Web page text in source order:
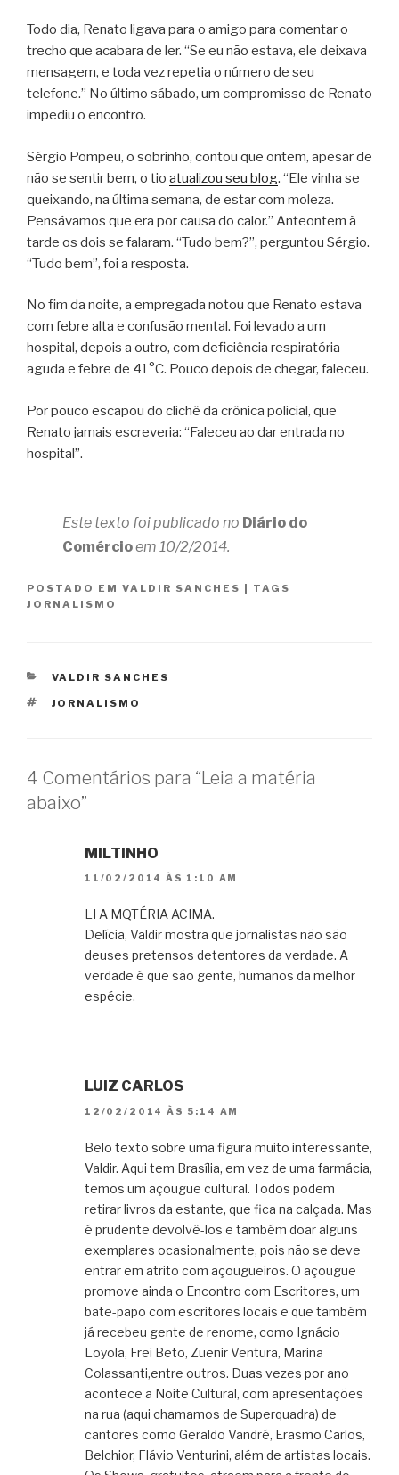
Todo dia, Renato ligava para o amigo para comentar o
trecho que acabara de ler. “Se eu não estava, ele deixava
mensagem, e toda vez repetia o número de seu
telefone.” No último sábado, um compromisso de Renato
impediu o encontro.
Sérgio Pompeu, o sobrinho, contou que ontem, apesar de
não se sentir bem, o tio atualizou seu blog. “Ele vinha se
queixando, na última semana, de estar com moleza.
Pensávamos que era por causa do calor.” Anteontem à
tarde os dois se falaram. “Tudo bem?”, perguntou Sérgio.
“Tudo bem”, foi a resposta.
No fim da noite, a empregada notou que Renato estava
com febre alta e confusão mental. Foi levado a um
hospital, depois a outro, com deficiência respiratória
aguda e febre de 41°C. Pouco depois de chegar, faleceu.
Por pouco escapou do clichê da crônica policial, que
Renato jamais escreveria: “Faleceu ao dar entrada no
hospital”.
Este texto foi publicado no Diário do
Comércioem 10/2/2014.
POSTADO EM VALDIR SANCHES
TAGS
JORNALISMO
CATEGORIAS
VALDIR SANCHES
TAGS
JORNALISMO
4 Comentários para “Leia a matéria
abaixo”
MILTINHO
11/02/2014 ÀS 1:10 AM
LI A MQTÉRIA ACIMA.
Delícia, Valdir mostra que jornalistas não são
deuses pretensos detentores da verdade. A
verdade é que são gente, humanos da melhor
espécie.
LUIZ CARLOS
12/02/2014 ÀS 5:14 AM
Belo texto sobre uma figura muito interessante,
Valdir. Aqui tem Brasília, em vez de uma farmácia,
temos um açougue cultural. Todos podem
retirar livros da estante, que fica na calçada. Mas
é prudente devolvê-los e também doar alguns
exemplares ocasionalmente, pois não se deve
entrar em atrito com açougueiros. O açougue
promove ainda o Encontro com Escritores, um
bate-papo com escritores locais e que também
já recebeu gente de renome, como Ignácio
Loyola, Frei Beto, Zuenir Ventura, Marina
Colassanti,entre outros. Duas vezes por ano
acontece a Noite Cultural, com apresentações
na rua (aqui chamamos de Superquadra) de
cantores como Geraldo Vandré, Erasmo Carlos,
Belchior, Flávio Venturini, além de artistas locais.